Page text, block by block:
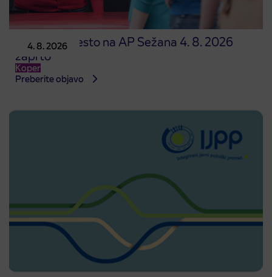
4. 8. 2026
Prodajno mesto na AP Sežana 4. 8. 2026
zaprto
Koper
Preberite objavo